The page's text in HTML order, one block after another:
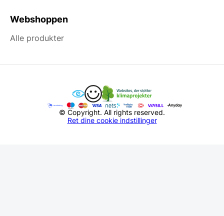
Webshoppen
Alle produkter
© Copyright. All rights reserved.
Ret dine cookie indstillinger